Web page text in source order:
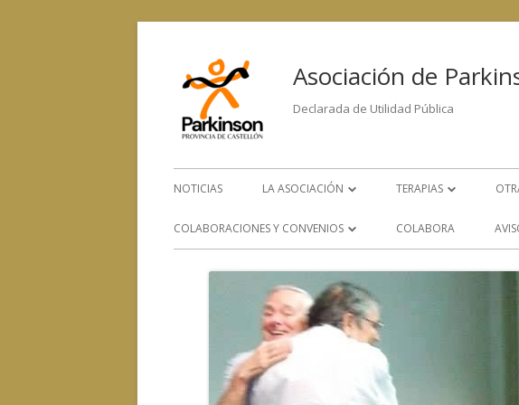
Asociación de
Declarada de Utilidad Pública
NOTICIAS LA ASOCIACIÓN
LA ENFERMEDAD
EQUIPO HUMANO
CONTACTA CON NOSOTROS
TERAPIAS
FISIOTERAPIA
COLABORACIONES Y CONVENIOS
COLABORACIÓN CON OTRAS
ENTIDADES SOCIALES, SANITARIAS
Y DE INVESTIGACIÓN
COLABORA